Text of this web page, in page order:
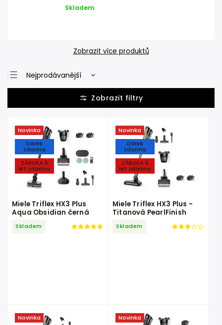
Skladem
Zobrazit více produktů
Nejprodávanější
Nejlevnější
Nejdražší
Novinka
Dárek
zdarma
ZÁRUKA 5
let zdarma
Miele Triflex HX3 Plus
Aqua Obsidian černá
Skladem
Novinka
Dárek
zdarma
ZÁRUKA 5
let zdarma
Miele Triflex HX3 Plus -
Titanová PearlFinish
Skladem
Novinka
Novinka